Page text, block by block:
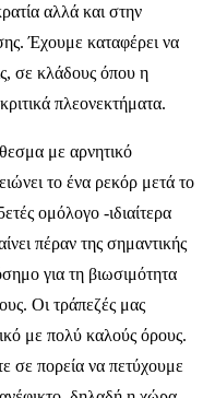
αλλά και στην
Έχουμε καταφέρει να
σε κλάδους όπου η
πλεονεκτήματα.
με αρνητικό
το ένα ρεκόρ μετά το
ομόλογο -ιδιαίτερα
πέραν της σημαντικής
για τη βιωσιμότητα
Οι τράπεζές μας
με πολύ καλούς όρους.
σε πορεία να πετύχουμε